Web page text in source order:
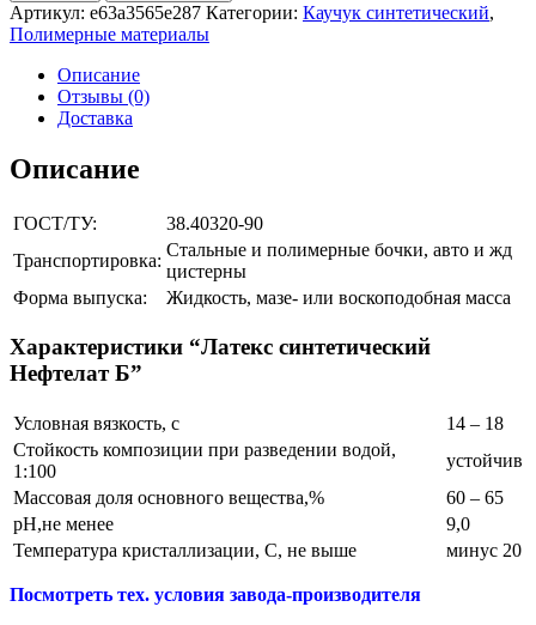
Артикул: e63a3565e287 Категории: Каучук синтетический,
Полимерные материалы
Описание
Отзывы (0)
Доставка
Описание
ГОСТ/ТУ:
38.40320-90
Транспортировка:
Стальные и полимерные бочки, авто и жд
цистерны
Форма выпуска:
Жидкость, мазе- или воскоподобная масса
Характеристики “Латекс синтетический
Нефтелат Б”
Условная вязкость, с
14 – 18
Стойкость композиции при разведении водой,
1:100
устойчив
Массовая доля основного вещества,%
60 – 65
рН,не менее
9,0
Температура кристаллизации, С, не выше
минус 20
Посмотреть тех. условия завода-производителя